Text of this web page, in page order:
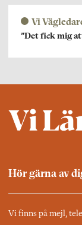
Vi
”Det fick mig
Hör gärna av
Vi finns på mejl,